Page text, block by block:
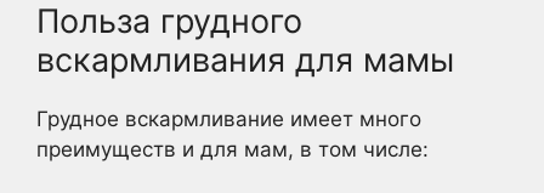
Польза грудного
вскармливания для мамы
Грудное вскармливание имеет много
преимуществ и для мам, в том числе: